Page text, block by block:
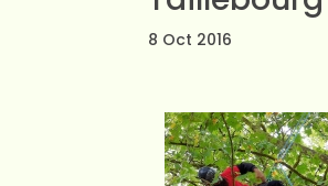
8 Oct 2016